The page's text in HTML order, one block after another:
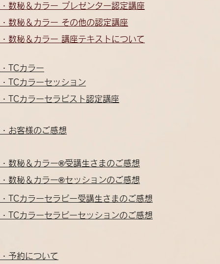
・数秘＆カラー​ プレゼンター認定講座
・数秘＆カラー​ その他の認定講座
・数秘＆カラー​ 講座テキストについて
・TCカラー
・TCカラー​セッション
・TCカラー​セラピスト認定講座
・お客様のご感想
・数秘＆カラー®受講生さまのご感想
・数秘＆カラー®セッションのご感想
・TCカラーセラピー受講生さまのご感想
・TCカラーセラピーセッションのご感想
・予約について